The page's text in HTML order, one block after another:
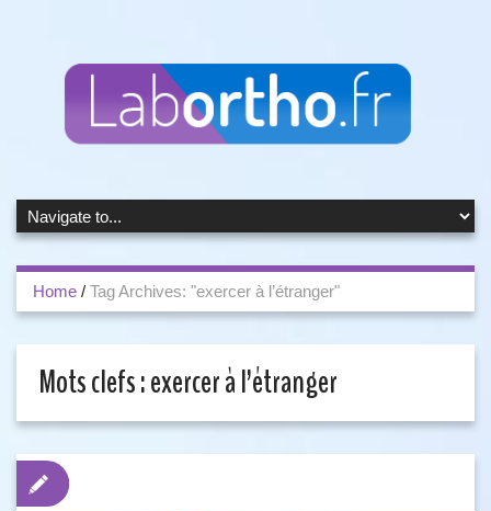
Home / Tag Archives: "exercer à l’étranger"
Mots clefs :exercer à l’étranger